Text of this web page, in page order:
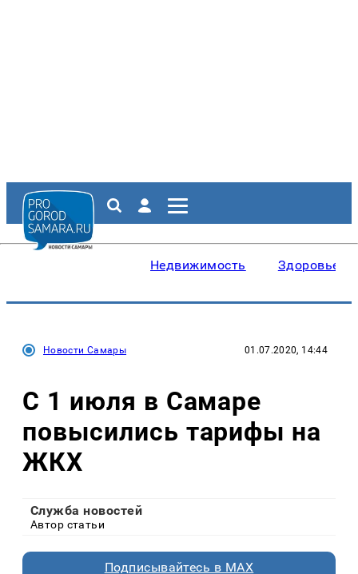
Недвижимость Здоровье
Новости Самары 01.07.2020, 14:44
С 1 июля в Самаре
повысились тарифы на
ЖКХ
Служба новостей
Автор статьи
Подписывайтесь в MAX